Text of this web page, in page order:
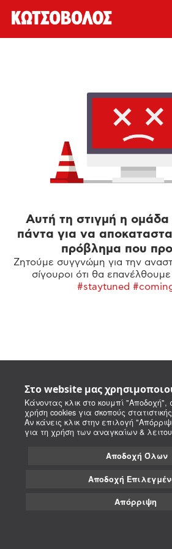
Στο website μας
Κάνοντας κλικ στο κουμπί "Αποδοχή",
χρήση cookies για σκοπούς
Αν κάνεις κλικ στην επιλογή
για τη χρήση των αναγκαίων &
Αποδοχή Όλων
Αποδοχή
Απόρριψη
Αυτή τη στιγμή η ομάδα
πάντα για να
πρόβλημα που
Ζητούμε συγγνώμη για την
σίγουροι ότι θα
#staytuned